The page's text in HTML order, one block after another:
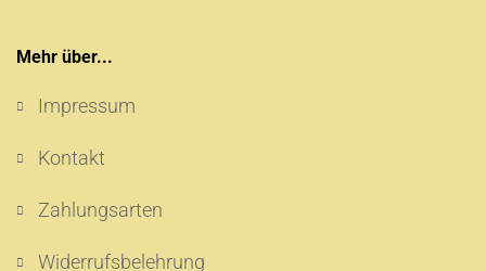
Mehr über...
Impressum
Kontakt
Zahlungsarten
Widerrufsbelehrung